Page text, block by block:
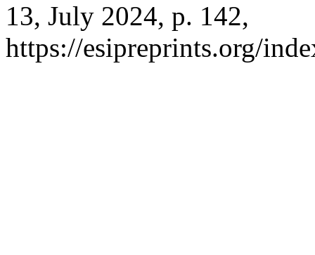
13, July 2024, p. 142,
https://esipreprints.org/